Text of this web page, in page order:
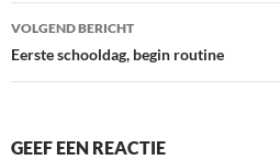
VOLGEND BERICHT
Eerste schooldag, begin routine
GEEF EEN REACTIE